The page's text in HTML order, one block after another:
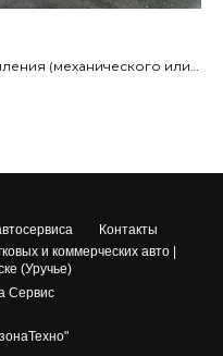
(механического или
Контакты
и коммерческих авто |
(Уручье)
Сервис